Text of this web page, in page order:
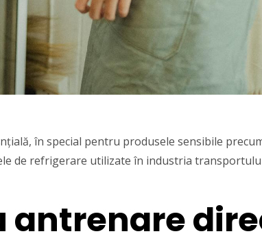
în special pentru produsele sensibile
de refrigerare utilizate în industria
antrenare